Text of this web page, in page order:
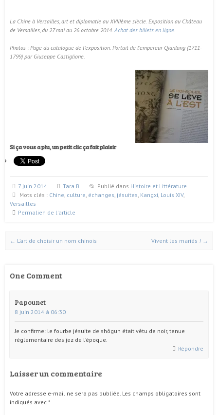
La Chine à Versailles, art et diplomatie au XVIIIème siècle. Exposition au Château
de Versailles, du 27 mai au 26 octobre 2014. Achat des billets en ligne
Photos : Page du catalogue de l’exposition. Portait de l’empereur Qianlong (1711-
1799) par Giuseppe Castiglione.
Si ça vous a plu, un petit clic ça fait plaisir
7 juin 2014 Tara B. Publié dans Histoire et Littérature
Mots clés : Chine culture échanges jésuites Kangxi Louis XIV,
Versailles
Permalien de l'article
Naviguer dans les articles
← L’art de choisir un nom chinois Vivent les mariés ! →
One Comment
Papounet
8 juin 2014 à 06:30
Je confirme: le fourbe jésuite de shôgun était vêtu de noir, tenue
réglementaire des jez de l’époque.
Répondre
Laisser un commentaire
Votre adresse e-mail ne sera pas publiée. Les champs obligatoires sont
indiqués avec *